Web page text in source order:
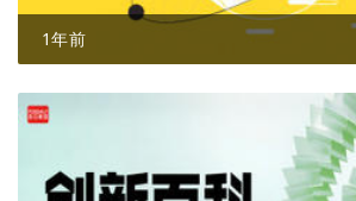
1年前